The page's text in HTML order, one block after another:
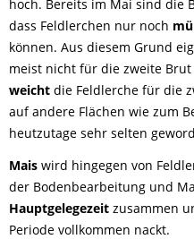
hoch. Bereits im Mai sind die
dass Feldlerchen nur noch
können. Aus diesem Grund
meist nicht für die zweite
weicht die Feldlerche für die
auf andere Flächen wie zum
heutzutage sehr selten
Mais wird hingegen von
der Bodenbearbeitung und
Hauptgelegezeit zusammen
Periode vollkommen nackt.